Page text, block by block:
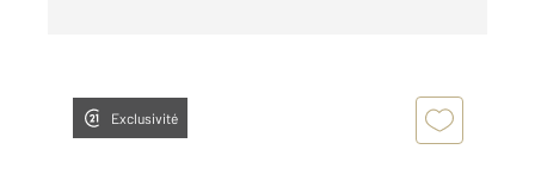
Exclusivité